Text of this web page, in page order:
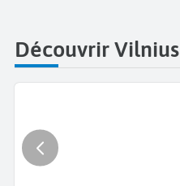
Découvrir Vilnius